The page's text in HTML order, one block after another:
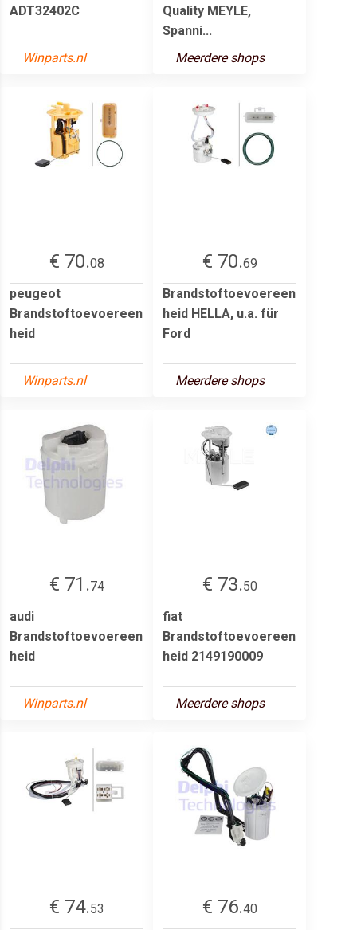
ADT32402C
Winparts.nl
Quality MEYLE,
Spanni...
Meerdere shops
€ 70.08
peugeot
Brandstoftoevoereen
heid
Winparts.nl
€ 70.69
Brandstoftoevoereen
heid HELLA, u.a. für
Ford
Meerdere shops
€ 71.74
audi
Brandstoftoevoereen
heid
Winparts.nl
€ 73.50
fiat
Brandstoftoevoereen
heid 2149190009
Meerdere shops
€ 74.53
€ 76.40